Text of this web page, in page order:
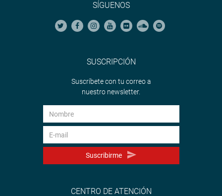
SÍGUENOS
SUSCRIPCIÓN
Suscríbete con tu correo a
nuestro newsletter.
Suscribirme
CENTRO DE ATENCIÓN